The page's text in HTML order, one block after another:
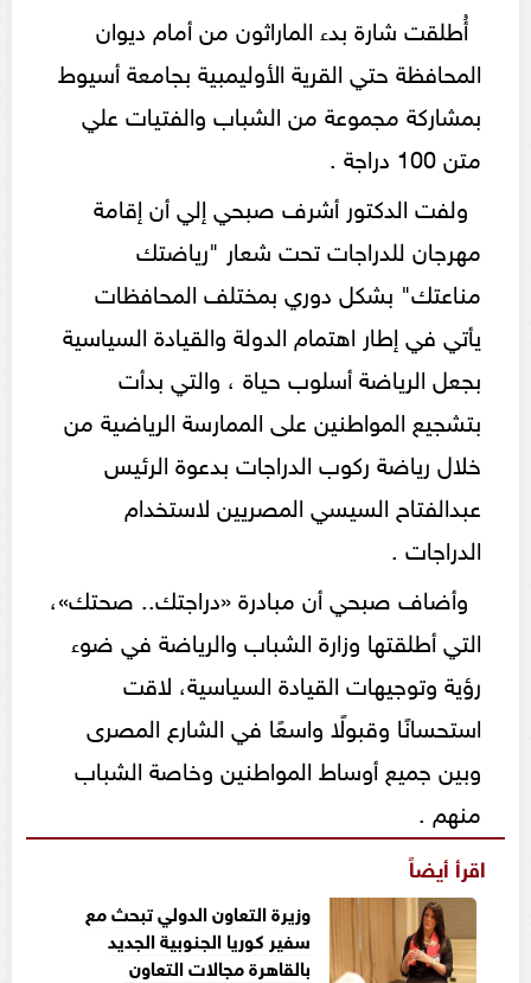
أُطلقت شارة بدء الماراثون من أمام ديوان
المحافظة حتي القرية الأوليمبية بجامعة أسيوط
بمشاركة مجموعة من الشباب والفتيات علي
متن 100 دراجة .
ولفت الدكتور أشرف صبحي إلي أن إقامة
مهرجان للدراجات تحت شعار "رياضتك
مناعتك" بشكل دوري بمختلف المحافظات
يأتي في إطار اهتمام الدولة والقيادة السياسية
بجعل الرياضة أسلوب حياة ، والتي بدأت
بتشجيع المواطنين على الممارسة الرياضية من
خلال رياضة ركوب الدراجات بدعوة الرئيس
عبدالفتاح السيسي المصريين لاستخدام
الدراجات .
وأضاف صبحي أن مبادرة «دراجتك.. صحتك»،
التي أطلقتها وزارة الشباب والرياضة في ضوء
رؤية وتوجيهات القيادة السياسية، لاقت
استحسانًا وقبولًا واسعًا في الشارع المصرى
وبين جميع أوساط المواطنين وخاصة الشباب
منهم .
اقرأ أيضاً
وزيرة التعاون الدولي تبحث مع
سفير كوريا الجنوبية الجديد
بالقاهرة مجالات التعاون